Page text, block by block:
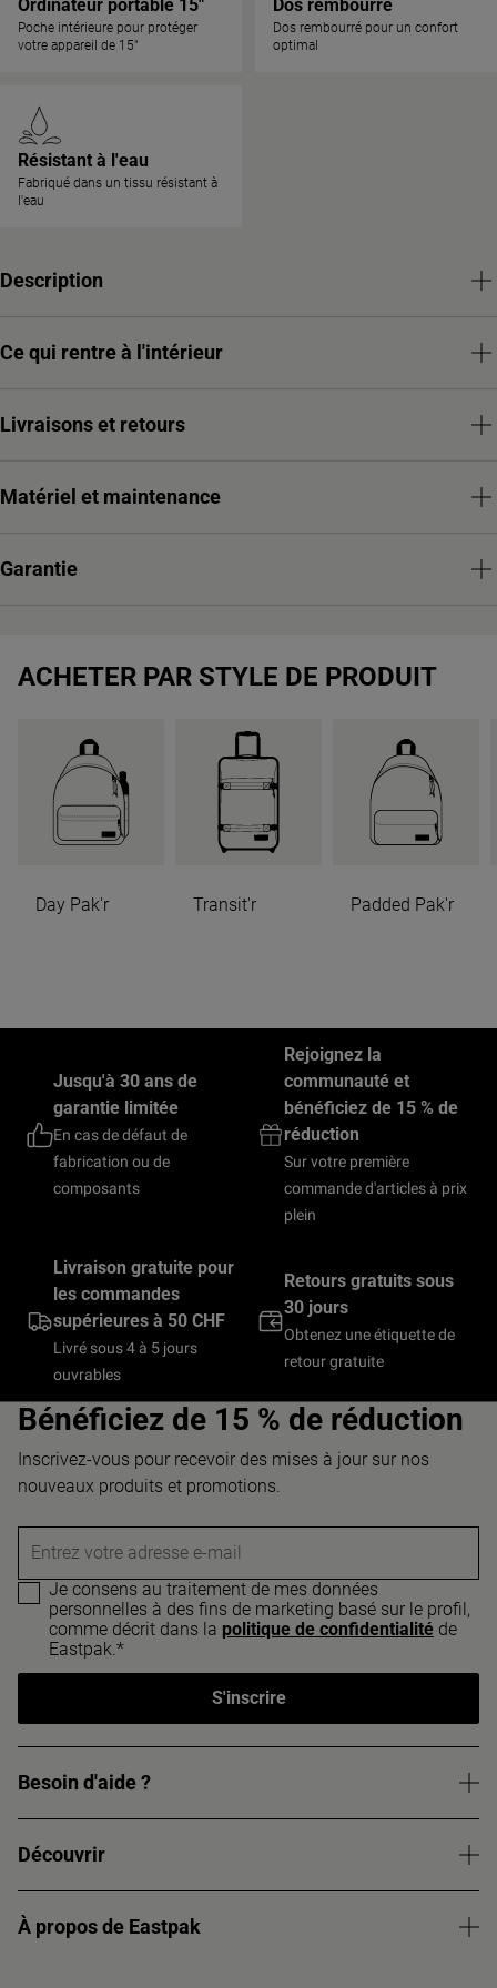
Ordinateur portable 15"
Poche intérieure pour protéger
votre appareil de 15"
Dos rembourré
Dos rembourré pour un confort
optimal
Résistant à l'eau
Fabriqué dans un tissu résistant à
l'eau
Description
Ce qui rentre à l'intérieur
Livraisons et retours
Matériel et maintenance
Garantie
ACHETER PAR STYLE DE PRODUIT
Day Pak'r Transit'r Padded Pak'r
Jusqu'à 30 ans de
garantie limitée
En cas de défaut de
fabrication ou de
composants
Rejoignez la
communauté et
bénéficiez de 15 % de
réduction
Sur votre première
commande d'articles à prix
plein
Livraison gratuite pour
les commandes
supérieures à 50 CHF
Livré sous 4 à 5 jours
ouvrables
Retours gratuits sous
30 jours
Obtenez une étiquette de
retour gratuite
Bénéficiez de 15 % de réduction
Inscrivez-vous pour recevoir des mises à jour sur nos
nouveaux produits et promotions.
Entrez votre adresse e-mail
Je consens au traitement de mes données
personnelles à des fins de marketing basé sur le profil,
comme décrit dans la politique de confidentialité de
Eastpak.*
S'inscrire
Besoin d'aide ?
Découvrir
À propos de Eastpak